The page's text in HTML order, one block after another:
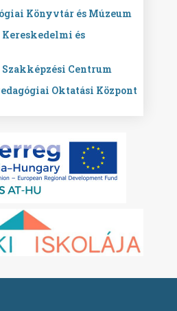
Könyvtár és Múzeum
és
Centrum
Oktatási Központ